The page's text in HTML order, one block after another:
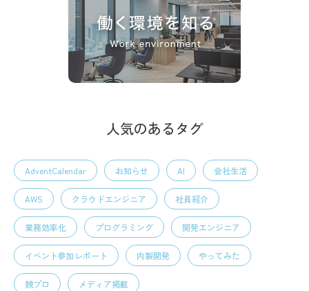
人気のあるタグ
AdventCalendar お知らせ AI 会社生活
AWS クラウドエンジニア 社員紹介
業務効率化 プログラミング 開発エンジニア
イベント参加レポート 内製開発 やってみた
競プロ メディア掲載